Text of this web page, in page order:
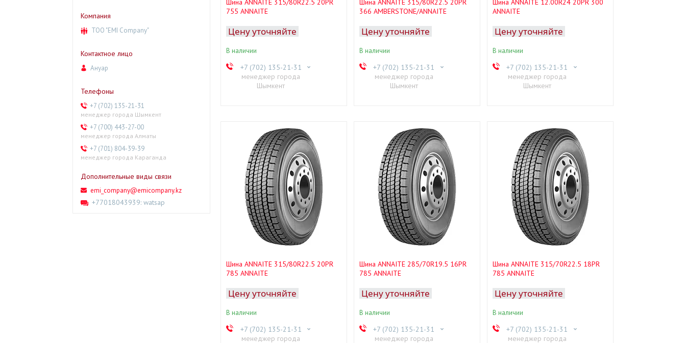
Шина ANNAITE 315/80R22.5 20PR
755 ANNAITE
Цену уточняйте
В наличии
+7 (702) 135-21-31
менеджер города
Шымкент
Шина ANNAITE 315/80R22.5 20PR
366 AMBERSTONE/ANNAITE
Цену уточняйте
В наличии
+7 (702) 135-21-31
менеджер города
Шымкент
Шина ANNAITE 12.00R24 20PR 300
ANNAITE
Цену уточняйте
В наличии
+7 (702) 135-21-31
менеджер города
Шымкент
Шина ANNAITE 315/80R22.5 20PR
785 ANNAITE
Цену уточняйте
В наличии
+7 (702) 135-21-31
менеджер города
Шина ANNAITE 285/70R19.5 16PR
785 ANNAITE
Цену уточняйте
В наличии
+7 (702) 135-21-31
менеджер города
Шина ANNAITE 315/70R22.5 18PR
785 ANNAITE
Цену уточняйте
В наличии
+7 (702) 135-21-31
менеджер города
ТОО "EMI Company"
Ануар
+7 (702) 135-21-31
менеджер города Шымкент
+7 (700) 443-27-00
менеджер города Алматы
+7 (701) 804-39-39
менеджер города Караганда
emi_company@emicompany.kz
+77018043939 watsap